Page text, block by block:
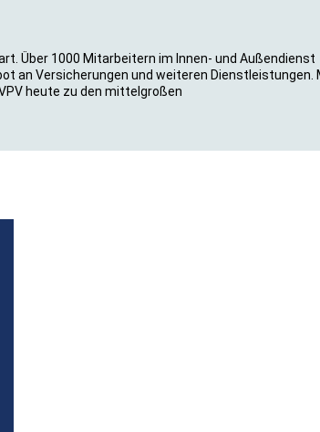
Über 1000 Mitarbeitern im Innen- und Außendienst
an Versicherungen und weiteren Dienstleistungen.
heute zu den mittelgroßen